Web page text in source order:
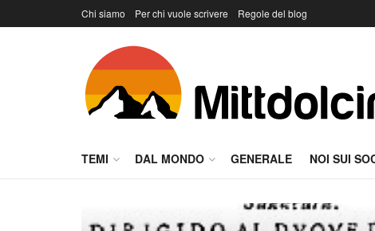
Chi siamo Per chi vuole scrivere Regole del blog
TEMI DAL MONDO GENERALE NOI SUI